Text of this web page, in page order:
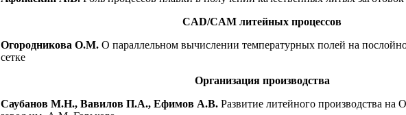
CAD/CAM литейных процессов
Огородникова О.М. О параллельном вычислении температурных полей на
сетке
Организация производства
Саубанов М.Н., Вавилов П.А., Ефимов А.В. Развитие литейного производства на